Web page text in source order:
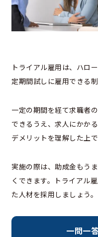
トライアル雇用は、ハロ
定期間試しに雇用できる制
一定の期間を経て求職者
できるうえ、求人にかか
デメリットを理解した上
実施の際は、助成金もう
くできます。トライアル
た人材を採用しましょう。
一問一